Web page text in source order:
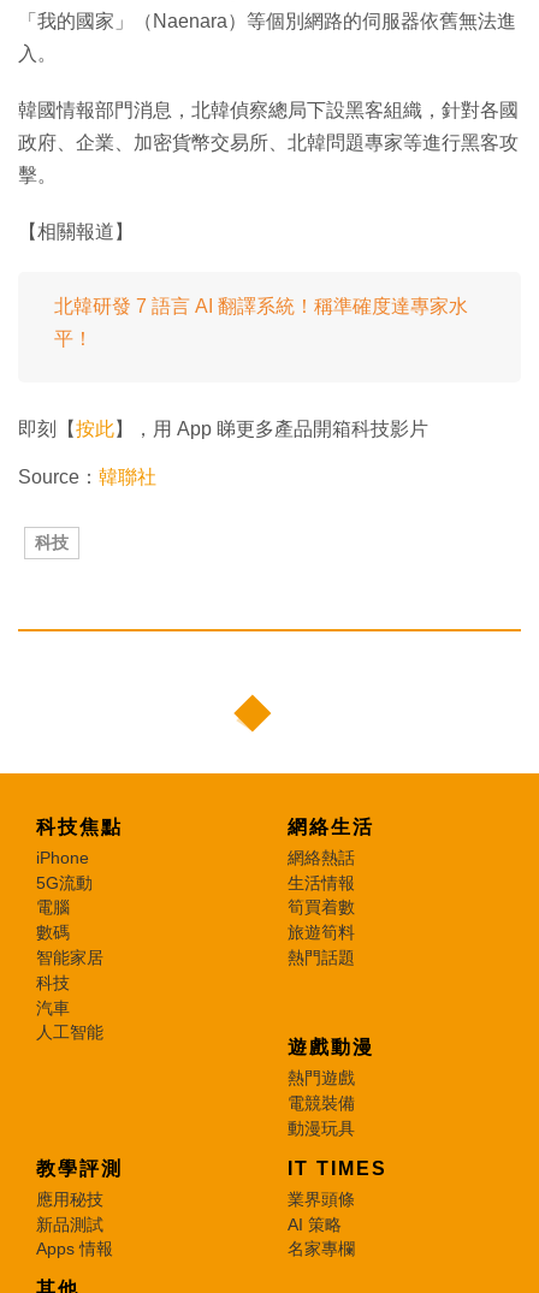
「我的國家」（Naenara）等個別網路的伺服器依舊無法進
入。
韓國情報部門消息，北韓偵察總局下設黑客組織，針對各國
政府、企業、加密貨幣交易所、北韓問題專家等進行黑客攻
擊。
【相關報道】
北韓研發 7 語言 AI 翻譯系統！稱準確度達專家水
平！
即刻【按此】，用 App 睇更多產品開箱科技影片
Source： 韓聯社
科技
科技焦點
iPhone
5G流動
電腦
數碼
智能家居
科技
汽車
人工智能
網絡生活
網絡熱話
生活情報
筍買着數
旅遊筍料
熱門話題
遊戲動漫
熱門遊戲
電競裝備
動漫玩具
教學評測
應用秘技
新品測試
Apps 情報
IT TIMES
業界頭條
AI 策略
名家專欄